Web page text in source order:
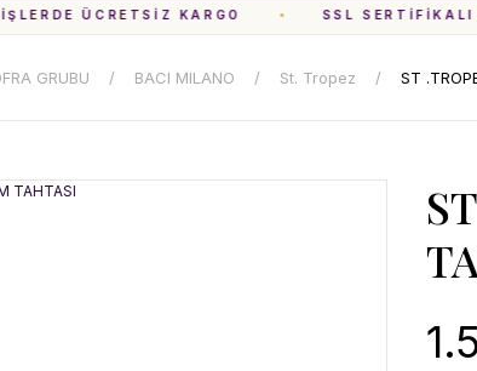
ÜCRETSIZ KARGO SSL SERTIFIKALI
GRUBU BACI MILANO St. Tropez ST